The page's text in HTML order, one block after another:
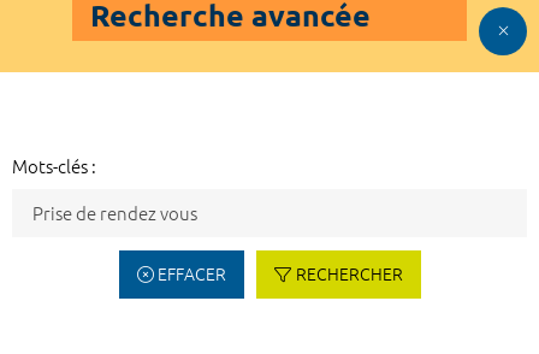
Recherche avancée
Mots-clés :
EFFACER RECHERCHER